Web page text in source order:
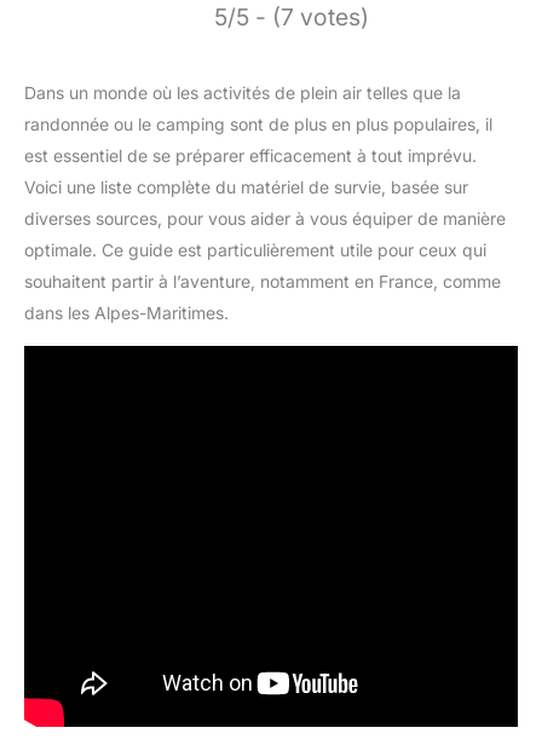
5/5 - (7 votes)
Dans un monde où les activités de plein air telles que la
randonnée ou le camping sont de plus en plus populaires, il
est essentiel de se préparer efficacement à tout imprévu.
Voici une liste complète du matériel de survie, basée sur
diverses sources, pour vous aider à vous équiper de manière
optimale. Ce guide est particulièrement utile pour ceux qui
souhaitent partir à l’aventure, notamment en France, comme
dans les Alpes-Maritimes.